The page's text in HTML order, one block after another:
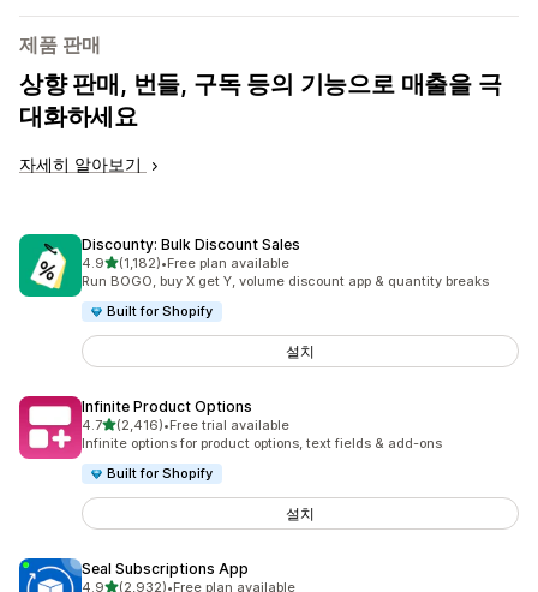
제품 판매
상향 판매, 번들, 구독 등의 기능으로 매출을 극
대화하세요
자세히 알아보기
Discounty: Bulk Discount Sales
4.9별 5개 중
(1,182)
총 리뷰 1182개
•Free plan available
Run BOGO, buy X get Y, volume discount app & quantity breaks
Built for Shopify
설치
Infinite Product Options
4.7별 5개 중
(2,416)
총 리뷰 2416개
•Free trial available
Infinite options for product options, text fields & add-ons
Built for Shopify
설치
Seal Subscriptions App
4.9별 5개 중
(2,932)•Free plan available